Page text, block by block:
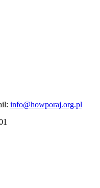
info@howporaj.org.pl